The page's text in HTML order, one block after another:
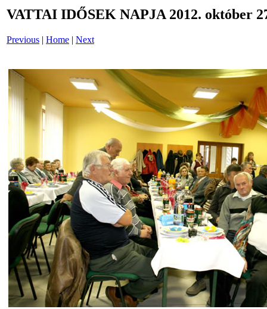
VATTAI IDŐSEK NAPJA 2012. október
Previous | Home | Next